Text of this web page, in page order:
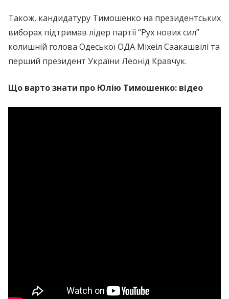
Також, кандидатуру Тимошенко на президентських
виборах підтримав лідер партії “Рух нових сил”
колишній голова Одеської ОДА Міхеіл Саакашвілі та
перший президент України Леонід Кравчук.
Що варто знати про Юлію Тимошенко: відео